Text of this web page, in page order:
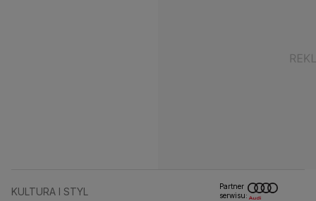
KULTURA I STYL
Partner
serwisu: